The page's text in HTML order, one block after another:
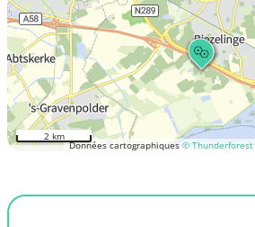
Données cartographiques © Thunderforest
2 km